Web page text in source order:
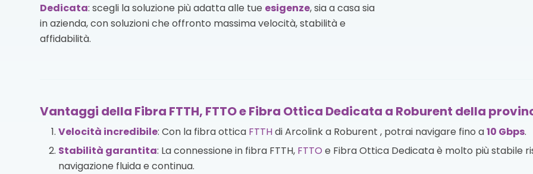
Dedicata: scegli la soluzione più adatta alle tue esigenze, sia a casa sia
in azienda, con soluzioni che offronto massima velocità, stabilità e
affidabilità.
Vantaggi della Fibra FTTH, FTTO e Fibra Ottica Dedicata a Roburent della
Velocità incredibile: Con la fibra ottica FTTHdi Arcolink a Roburent , potrai navigare fino a10 Gbps.
Stabilità garantita: La connessione in fibra FTTH, FTTO e Fibra Ottica Dedicata è molto più stabile
navigazione fluida e continua.